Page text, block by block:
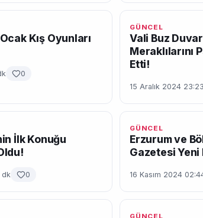
Kış Oyunları
0
GÜNCEL
Vali Buz
Meraklılarını
Etti!
15 Aralık 2024 23:23
İlk Konuğu
dk 0
GÜNCEL
Erzurum ve
Gazetesi Yeni
16 Kasım 2024
GÜNCEL